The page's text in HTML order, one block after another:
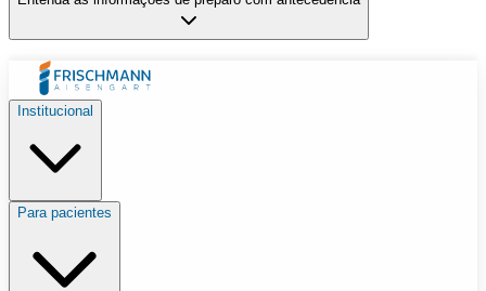
Institucional
Para pacientes